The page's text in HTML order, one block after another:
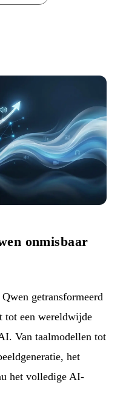
onmisbaar
getransformeerd
tot een wereldwijde
Van taalmodellen tot
het
het volledige AI-